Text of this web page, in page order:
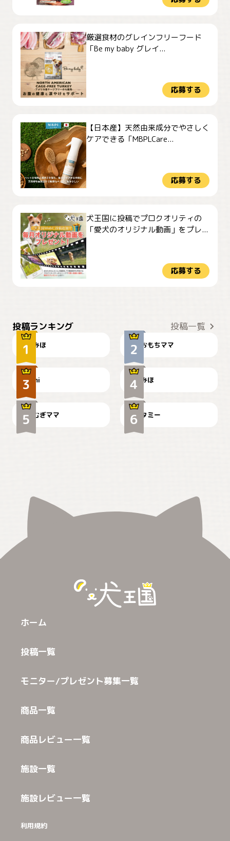
厳選食材のグレインフリーフード
「Be my baby グレイ...
応募する
【日本産】天然由来成分でやさしく
ケアできる「MBPLCare...
応募する
犬王国に投稿でプロクオリティの
「愛犬のオリジナル動画」をプレ...
応募する
投稿ランキング 投稿一覧
みほ おもちママ
可愛い？
mi
見てるぞぉ
みほ
🌻とむぎ！
むぎママ
ドーベルマンのお友達邸に
て
タミー
ホーム
投稿一覧
モニター/プレゼント募集一覧
商品一覧
商品レビュー一覧
施設一覧
施設レビュー一覧
利用規約